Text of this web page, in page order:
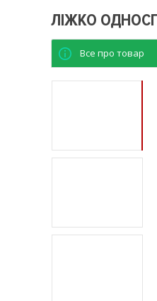
ЛІЖКО
Все про товар